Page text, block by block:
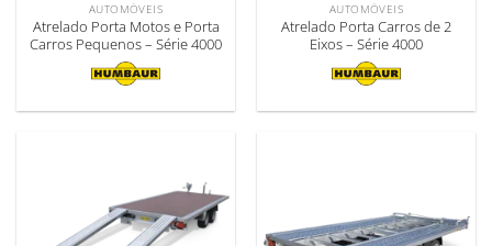
AUTOMÓVEIS
Atrelado Porta Motos e Porta
Carros Pequenos – Série 4000
AUTOMÓVEIS
Atrelado Porta Carros de 2
Eixos – Série 4000